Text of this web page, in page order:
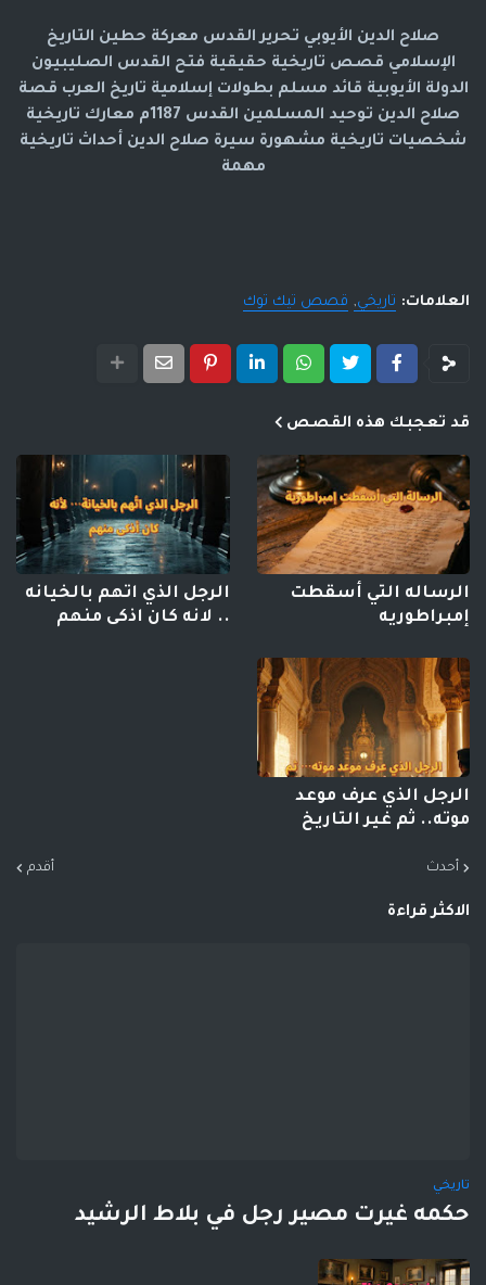
صلاح الدين الأيوبي تحرير القدس معركة حطين التاريخ
الإسلامي قصص تاريخية حقيقية فتح القدس الصليبيون
الدولة الأيوبية قائد مسلم بطولات إسلامية تاريخ العرب قصة
صلاح الدين توحيد المسلمين القدس 1187م معارك تاريخية
شخصيات تاريخية مشهورة سيرة صلاح الدين أحداث تاريخية
مهمة
العلامات: تاريخي قصص تيك توك
قد تعجبك هذه القصص
الرساله التي أسقطت
إمبراطوريه
الرجل الذي اتهم بالخيانه
.. لانه كان اذكى منهم
الرجل الذي عرف موعد
موته.. ثم غير التاريخ
أحدث أقدم
الاكثر قراءة
تاريخي
حكمه غيرت مصير رجل في بلاط الرشيد